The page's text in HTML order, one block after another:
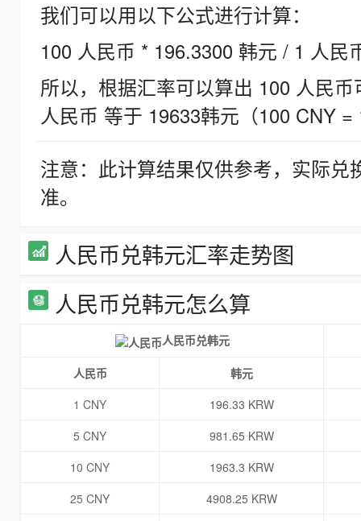
我们可以用以下公式进行计算：
100 人民币 * 196.3300 韩元 / 1 人民
所以，根据汇率可以算出 100 人民
人民币 等于 19633韩元（100 CNY =
注意：此计算结果仅供参考，实际
准。
人民币兑韩元汇率走势图
人民币兑韩元怎么算
人民币兑韩元
人民币
韩元
1 CNY
196.33 KRW
5 CNY
981.65 KRW
10 CNY
1963.3 KRW
25 CNY
4908.25 KRW